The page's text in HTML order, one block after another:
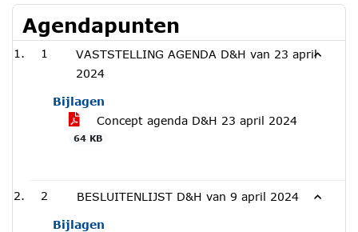
Agendapunten
1
VASTSTELLING AGENDA D&H van 23 april
2024
Bijlagen
Concept agenda D&H 23 april 2024
64 KB
2 BESLUITENLIJST D&H van 9 april 2024
Bijlagen